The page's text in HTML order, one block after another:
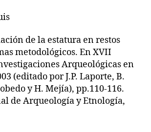
de la estatura en restos
metodológicos. En XVII
Arqueológicas en
(editado por J.P. Laporte, B.
y H. Mejía), pp.110-116.
de Arqueología y Etnología,